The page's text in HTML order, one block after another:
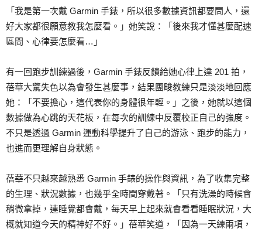
「我是第一次戴 Garmin 手錶，所以很多數據資訊都要問人，還
好大家都很願意教我怎麼看。」她笑說：「後來我才懂甚麼配速
區間、心律要怎麼看…」
有一回跑步訓練過後，Garmin 手錶反饋給她心律上達 201 拍，
蓓華大驚失色以為會發生甚麼事，結果團畯教練只是淡淡地回應
她：「不要擔心，這代表你的身體很年輕。」之後，她就以這個
數據做為心跳的天花板，在每次的訓練中反覆校正自己的強度。
不只是透過 Garmin 運動科學提升了自己的游泳、跑步的能力，
也進而更理解自身狀態。
蓓華不只越來越熟悉 Garmin 手錶的操作與資訊，為了收集完整
的生理、狀況數據，也幾乎全時間穿戴著。「只有洗澡的時候會
稍微拿掉，連睡覺都會戴，每天早上起來就會看看睡眠狀況，大
概就知道今天的精神好不好。」蓓華笑道，「因為一天練兩項，